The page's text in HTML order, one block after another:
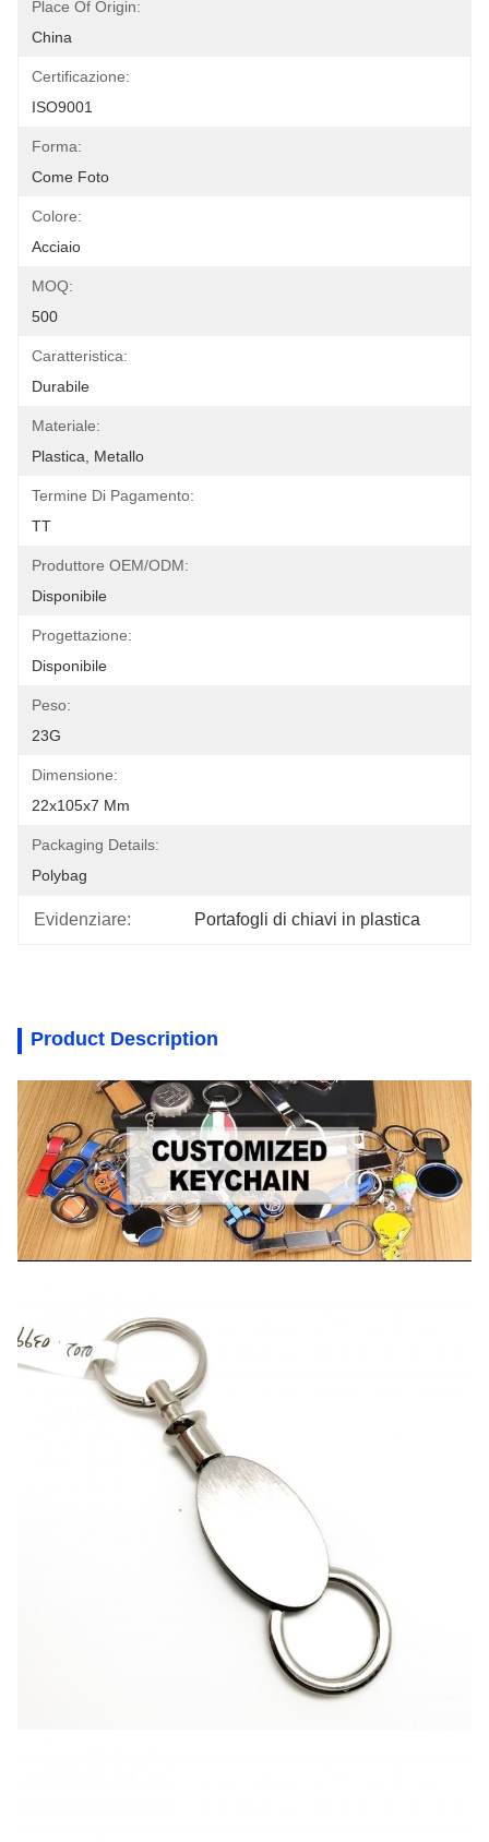
Place Of Origin:
China
Certificazione:
ISO9001
Forma:
Come Foto
Colore:
Acciaio
MOQ:
500
Caratteristica:
Durabile
Materiale:
Plastica, Metallo
Termine Di Pagamento:
TT
Produttore OEM/ODM:
Disponibile
Progettazione:
Disponibile
Peso:
23G
Dimensione:
22x105x7 Mm
Packaging Details:
Polybag
Evidenziare: Portafogli di chiavi in plastica
Product Description